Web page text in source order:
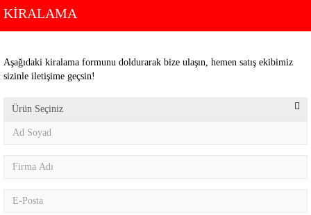
KİRALAMA
Aşağıdaki kiralama formunu doldurarak bize ulaşın, hemen satış ekibimiz
sizinle iletişime geçsin!